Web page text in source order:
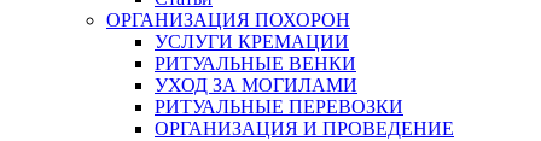
ОРГАНИЗАЦИЯ ПОХОРОН
УСЛУГИ КРЕМАЦИИ
РИТУАЛЬНЫЕ ВЕНКИ
УХОД ЗА МОГИЛАМИ
РИТУАЛЬНЫЕ ПЕРЕВОЗКИ
ОРГАНИЗАЦИЯ И ПРОВЕДЕНИЕ